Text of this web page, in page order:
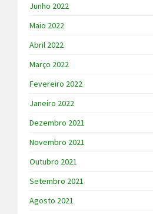
Junho 2022
Maio 2022
Abril 2022
Março 2022
Fevereiro 2022
Janeiro 2022
Dezembro 2021
Novembro 2021
Outubro 2021
Setembro 2021
Agosto 2021